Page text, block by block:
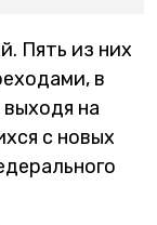
Пять из них
в
на
с новых